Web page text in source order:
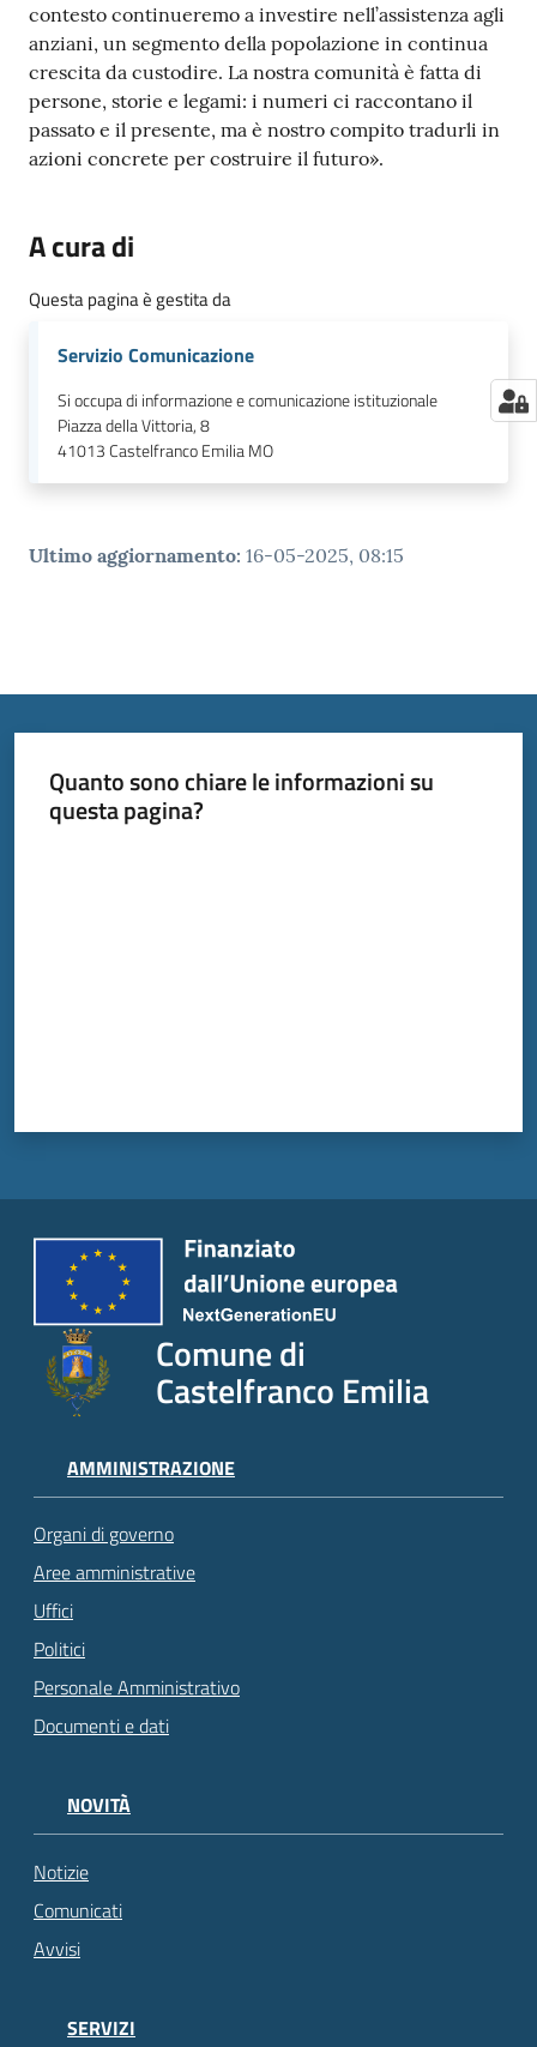
contesto continueremo a investire nell’assistenza agli
anziani, un segmento della popolazione in continua
crescita da custodire. La nostra comunità è fatta di
persone, storie e legami: i numeri ci raccontano il
passato e il presente, ma è nostro compito tradurli in
azioni concrete per costruire il futuro».
A cura di
Questa pagina è gestita da
Servizio Comunicazione
Si occupa di informazione e comunicazione istituzionale
Piazza della Vittoria, 8
41013Castelfranco Emilia MO
Ultimo aggiornamento: 16-05-2025, 08:15
Quanto sono chiare le informazioni su
questa pagina?
Comune di
Castelfranco Emilia
AMMINISTRAZIONE
Organi di governo
Aree amministrative
Uffici
Politici
Personale Amministrativo
Documenti e dati
NOVITÀ
Notizie
Comunicati
Avvisi
SERVIZI